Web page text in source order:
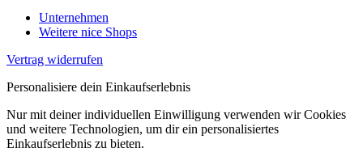
Unternehmen
Weitere nice Shops
Vertrag widerrufen
Personalisiere dein Einkaufserlebnis
Nur mit deiner individuellen Einwilligung verwenden wir Cookies
und weitere Technologien, um dir ein personalisiertes
Einkaufserlebnis zu bieten.